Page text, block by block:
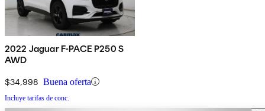
2022 Jaguar F-PACE P250 S
AWD
$34,998 Buena oferta
Incluye tarifas de conc.